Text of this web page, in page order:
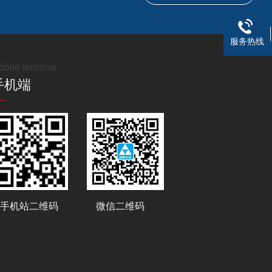
terminal
机端
手机站二维码 微信二维码
服务热线